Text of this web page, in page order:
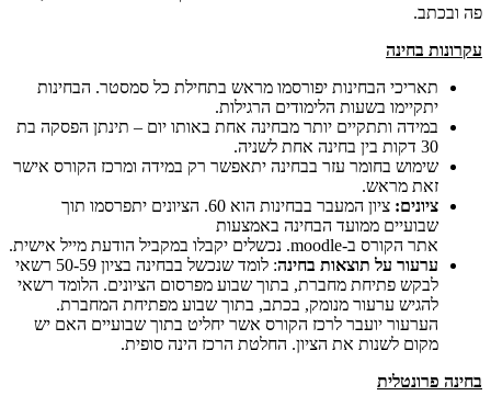
פה ובכתב.
עקרונות בחינה
תאריכי הבחינות יפורסמו מראש בתחילת כל סמסטר. הבחינות
יתקיימו בשעות הלימודים הרגילות.
במידה ותתקיים יותר מבחינה אחת באותו יום – תינתן הפסקה בת
30 דקות בין בחינה אחת לשניה.
שימוש בחומר עזר בבחינה יתאפשר רק במידה ומרכז הקורס אישר
זאת מראש.
ציונים:
ציון המעבר בבחינות הוא 60. הציונים יתפרסמו תוך
שבועיים ממועד הבחינה באמצעות
אתר הקורס ב-moodle. נכשלים יקבלו במקביל הודעת מייל אישית.
ערעור על תוצאות בחינה
: לומד שנכשל בבחינה בציון 50-59 רשאי
לבקש פתיחת מחברת, בתוך שבוע מפרסום הציונים. הלומד רשאי
להגיש ערעור מנומק, בכתב, בתוך שבוע מפתיחת המחברת.
הערעור יועבר לרכז הקורס אשר יחליט בתוך שבועיים האם יש
מקום לשנות את הציון. החלטת הרכז הינה סופית.
בחינה פרונטלית